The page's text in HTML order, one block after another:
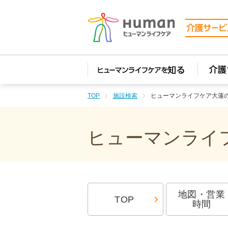
TOP 施設検索 ヒューマンライフケア大蓮
ヒューマンライ
TOP
地図・営業
時間